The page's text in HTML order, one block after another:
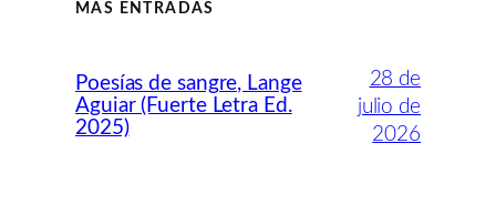
MÁS ENTRADAS
Poesías de sangre, Lange
Aguiar (Fuerte Letra Ed.
2025)
28 de
julio de
2026